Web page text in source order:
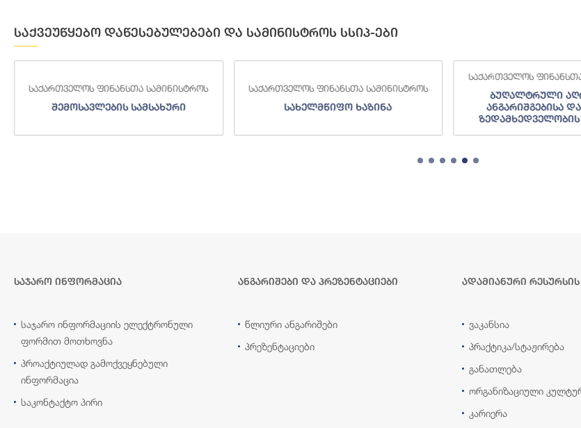
საქვეუწყებო დაწესებულებები და სამინისტროს სსიპ-ები
საქართველოს
ბუღალტრული
ანგარიშგებისა
ზედამხედველობის
საქართველოს ფინანსთა სამინისტროს
შემოსავლების სამსახური
საქართველოს ფინანსთა სამინისტროს
სახელმწიფო ხაზინა
საჯარო ინფორმაცია
საჯარო ინფორმაციის ელექტრონული
ფორმით მოთხოვნა
პროაქტიულად გამოქვეყნებული
ინფორმაცია
საკონტაქტო პირი
ანგარიშები და პრეზენტაციები
წლიური ანგარიშები
პრეზენტაციები
ადამიანური
ვაკანსია
პრაქტიკა/სტაჟირება
განათლება
ორგანიზაციული
კარიერა